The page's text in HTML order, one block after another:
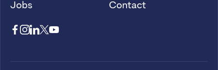
Jobs Contact